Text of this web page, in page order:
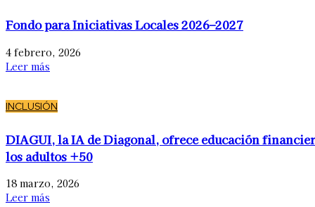
Fondo para Iniciativas Locales 2026–2027
4 febrero, 2026
Leer más
INCLUSIÓN
DIAGUI, la IA de Diagonal, ofrece educación
los adultos +50
18 marzo, 2026
Leer más